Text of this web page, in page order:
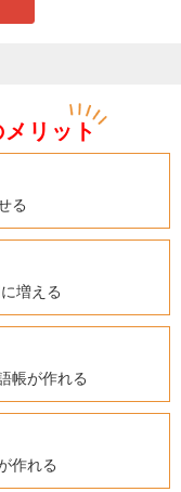
リット
る
増える
帳が作れる
作れる